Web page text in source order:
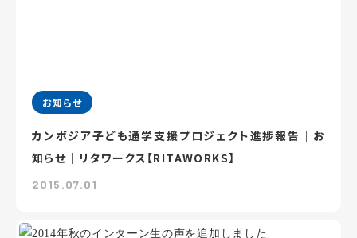
お知らせ
カンボジア子ども通学支援プロジェクト進捗報告｜お
知らせ｜リタワークス【RITAWORKS】
2015.07.01